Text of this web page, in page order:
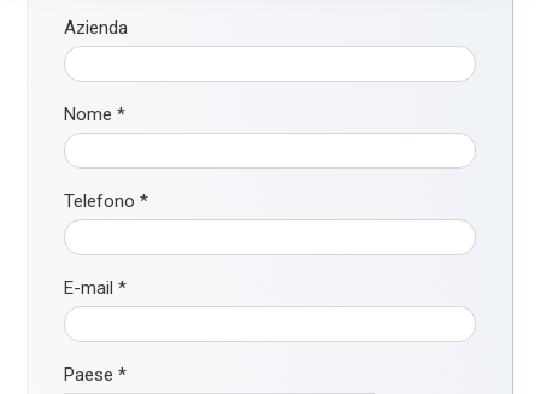
Azienda
Nome*
Telefono*
E-mail*
Paese*